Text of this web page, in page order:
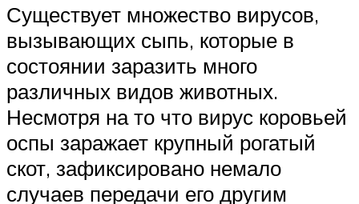
Существует множество вирусов,
вызывающих сыпь, которые в
состоянии заразить много
различных видов животных.
Несмотря на то что вирус коровьей
оспы заражает крупный рогатый
скот, зафиксировано немало
случаев передачи его другим